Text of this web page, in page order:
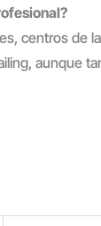
centros de
aunque